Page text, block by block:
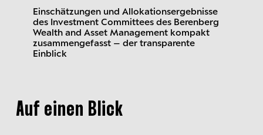
Einschätzungen und Allokationsergebnisse
des Investment Committees des Berenberg
Wealth and Asset Management kompakt
zusammengefasst – der transparente
Einblick
Auf einen Blick